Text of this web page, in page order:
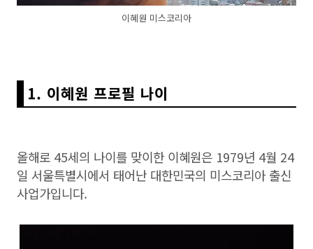
이혜원 미스코리아
1. 이혜원 프로필 나이
올해로 45세의 나이를 맞이한 이혜원은 1979년 4월 24
일 서울특별시에서 태어난 대한민국의 미스코리아 출신
사업가입니다.